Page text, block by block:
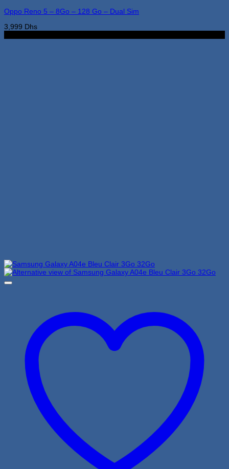
être
sur
Oppo Reno 5 – 8Go – 128 Go – Dual Sim
3,999 Dhs